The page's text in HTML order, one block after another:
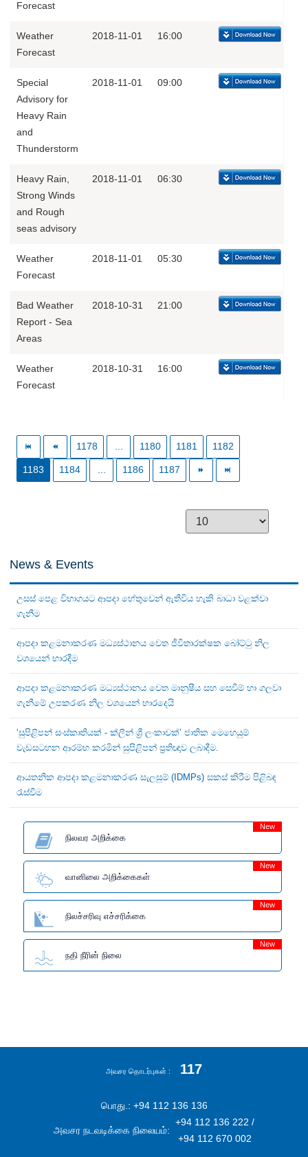
Forecast
Weather
Forecast
2018-11-01 16:00
Special
Advisory for
Heavy Rain
and
Thunderstorm
2018-11-01 09:00
Heavy Rain,
Strong Winds
and Rough
seas advisory
2018-11-01 06:30
Weather
Forecast
2018-11-01 05:30
Bad Weather
Report - Sea
Areas
2018-10-31 21:00
Weather
Forecast
2018-10-31 16:00
1178 ... 1180 1181 1182
1183 1184 ... 1186 1187
News & Events
උසස් පෙළ විභාගයට ආපදා හේතුවෙන් ඇතිවිය හැකි බාධා වළක්වා
ගැනීම
ආපදා කළමනාකරණ මධ්‍යස්ථානය වෙත ජීවිතාරක්ෂක බෝට්ටු නිල
වශයෙන් භාරදීම
ආපදා කළමනාකරණ මධ්‍යස්ථානය වෙත මානුෂීය සහ සෙවීම් හා ගලවා
ගැනීමේ උපකරණ නිල වශයෙන් භාරදෙයි
‘සුපිළිපන් සංස්කෘතියක් - ක්ලීන් ශ්‍රී ලංකාවක්’ ජාතික මෙහෙයුම්
වැඩසටහන ආරම්භ කරමින් සුපිළිපන් ප්‍රතිඥාව ලබාදීම.
ආයතනික ආපදා කළමනාකරණ සැලසුම් (IDMPs) සකස් කිරීම පිළිබඳ
රැස්වීම
நிலவர அறிக்கை
New
வானிலை அறிக்கைகள்
New
நிலச்சரிவு எச்சரிக்கை
New
நதி நீரின் நிலை
New
அவசர தொடர்புகள் 117
பொது.: +94 112 136 136
அவசர நடவடிக்கை நிலையம்:
+94 112 136 222 /
+94 112 670 002